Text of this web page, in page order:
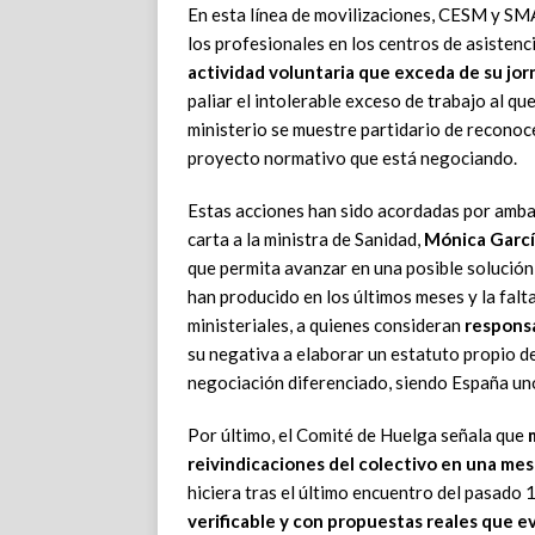
En esta línea de movilizaciones, CESM y
los profesionales en los centros de
actividad voluntaria que exceda de su
paliar el intolerable exceso de trabajo al
ministerio se muestre partidario de
proyecto normativo que está negociando.
Estas acciones han sido acordadas por
carta a la ministra de Sanidad, Mónica
que permita avanzar en una posible
han producido en los últimos meses y la
ministeriales, a quienes consideran
su negativa a elaborar un estatuto propio
negociación diferenciado, siendo España
Por último, el Comité de Huelga señala que
reivindicaciones del colectivo en una
hiciera tras el último encuentro del pasado
verificable y con propuestas reales que